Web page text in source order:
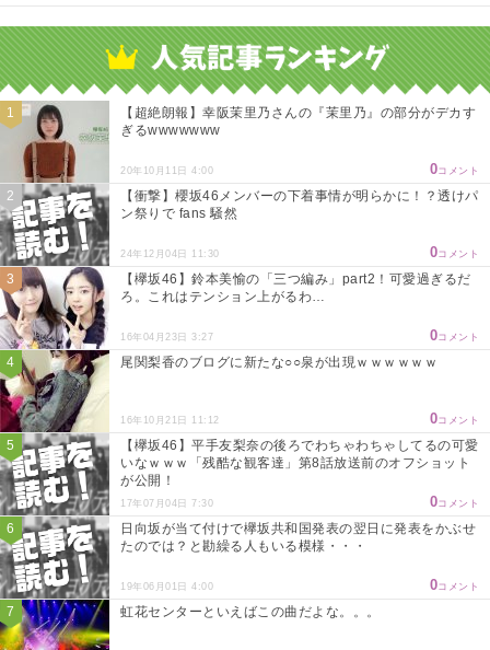
【超絶朗報】幸阪茉里乃さんの『茉里乃』の部分がデカす
ぎるwwwwwww
20年10月11日 4:00 0コメント
【衝撃】櫻坂46メンバーの下着事情が明らかに！？透けパ
ン祭りで fans 騒然
24年12月04日 11:30 0コメント
【欅坂46】鈴本美愉の「三つ編み」part2！可愛過ぎるだ
ろ。これはテンション上がるわ…
16年04月23日 3:27 0コメント
尾関梨香のブログに新たな○○泉が出現ｗｗｗｗｗｗ
16年10月21日 11:12 0コメント
【欅坂46】平手友梨奈の後ろでわちゃわちゃしてるの可愛
いなｗｗｗ「残酷な観客達」第8話放送前のオフショット
が公開！
17年07月04日 7:30 0コメント
日向坂が当て付けで欅坂共和国発表の翌日に発表をかぶせ
たのでは？と勘繰る人もいる模様・・・
19年06月01日 4:00 0コメント
虹花センターといえばこの曲だよな。。。